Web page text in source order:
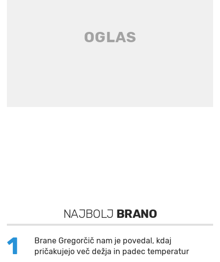
NAJBOLJ BRANO
1
Brane Gregorčič nam je povedal, kdaj
pričakujejo več dežja in padec temperatur